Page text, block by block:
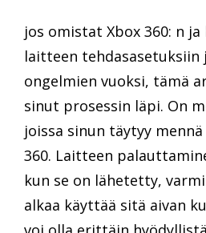
jos omistat Xbox 360: n
laitteen tehdasasetuksiin
ongelmien vuoksi, tämä
sinut prosessin läpi. On
joissa sinun täytyy
360. Laitteen
kun se on lähetetty,
alkaa käyttää sitä aivan